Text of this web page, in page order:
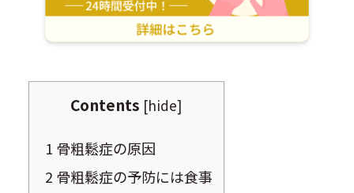
Contents [hide]
1 骨粗鬆症の原因
2 骨粗鬆症の予防には食事